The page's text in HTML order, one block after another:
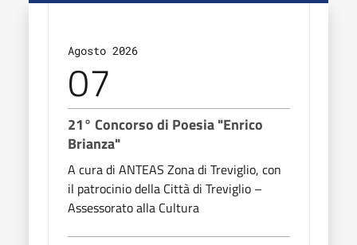
Agosto 2026
07
21° Concorso di Poesia "Enrico
Brianza"
A cura di ANTEAS Zona di Treviglio, con
il patrocinio della Città di Treviglio –
Assessorato alla Cultura